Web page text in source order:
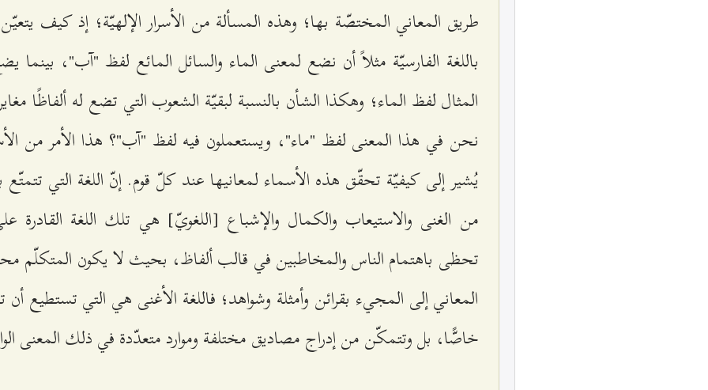
طريق المعاني المختصّة بها؛ وهذه المسألة من الأسرار الإلهيّة؛ إذ كيف
باللغة الفارسيّة مثلاً أن نضع لمعنى الماء والسائل المائع لفظ "آب"،
المثال لفظ الماء؛ وهكذا الشأن بالنسبة لبقيّة الشعوب التي تضع له ألفاظًا
نحن في هذا المعنى لفظ "ماء"، ويستعملون فيه لفظ "آب"؟ هذا الأمر من
يُشير إلى كيفيّة تحقّق هذه الأسماء لمعانيها عند كلّ قوم. إنّ اللغة التي تتمتّع
من الغنى والاستيعاب والكمال والإشباع [اللغويّ] هي تلك اللغة القادرة
تحظى باهتمام الناس والمخاطبين في قالب ألفاظ، بحيث لا يكون المتكلّم
المعاني إلى المجيء بقرائن وأمثلة وشواهد؛ فاللغة الأغنى هي التي تستطيع
خاصًّا، بل وتتمكّن من إدراج مصاديق مختلفة وموارد متعدّدة في ذلك المعنى